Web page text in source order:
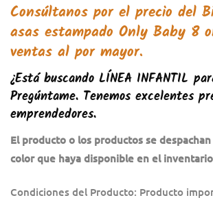
Consúltanos por el precio del
asas estampado Only Baby 8
ventas al por mayor.
¿Está buscando LÍNEA INFANTIL
Pregúntame. Tenemos excelentes
emprendedores.
El producto o los productos se
color que haya disponible en el
Condiciones del Producto: Producto